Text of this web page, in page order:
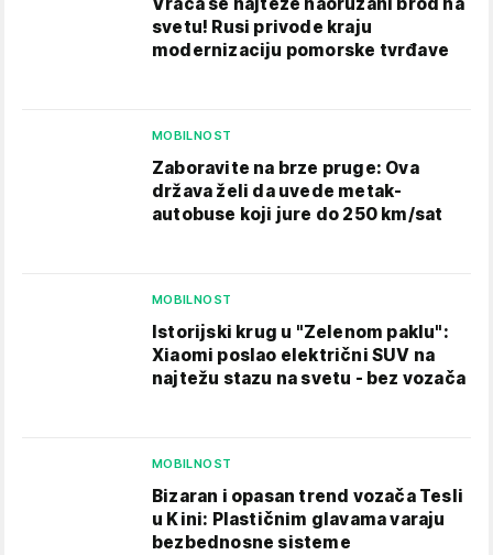
Vraća se najteže naoružani brod na
svetu! Rusi privode kraju
modernizaciju pomorske tvrđave
MOBILNOST
Zaboravite na brze pruge: Ova
država želi da uvede metak-
autobuse koji jure do 250 km/sat
MOBILNOST
Istorijski krug u "Zelenom paklu":
Xiaomi poslao električni SUV na
najtežu stazu na svetu - bez vozača
MOBILNOST
Bizaran i opasan trend vozača Tesli
u Kini: Plastičnim glavama varaju
bezbednosne sisteme